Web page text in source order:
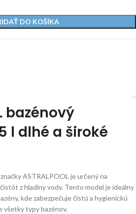
DO KOŠÍKA
bazénový
l dlhé a široké
ASTRALPOOL je určený na
z hladiny vody. Tento model je ideálny
kde zabezpečuje čistú a hygienickú
všetky typy bazénov.